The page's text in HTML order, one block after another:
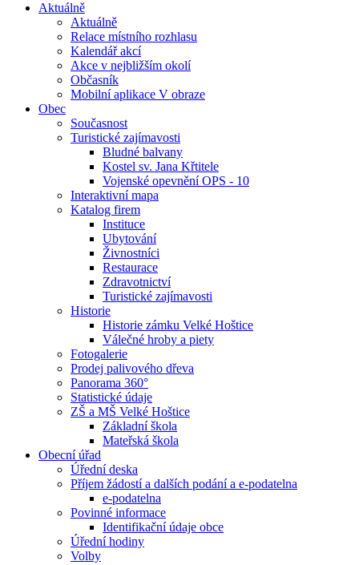
Aktuálně
Aktuálně
Relace místního rozhlasu
Kalendář akcí
Akce v nejbližším okolí
Občasník
Mobilní aplikace V obraze
Obec
Současnost
Turistické zajímavosti
Bludné balvany
Kostel sv. Jana Křtitele
Vojenské opevnění OPS - 10
Interaktivní mapa
Katalog firem
Instituce
Ubytování
Živnostníci
Restaurace
Zdravotnictví
Turistické zajímavosti
Historie
Historie zámku Velké Hoštice
Válečné hroby a piety
Fotogalerie
Prodej palivového dřeva
Panorama 360°
Statistické údaje
ZŠ a MŠ Velké Hoštice
Základní škola
Mateřská škola
Obecní úřad
Úřední deska
Příjem žádostí a dalších podání a e-podatelna
e-podatelna
Povinné informace
Identifikační údaje obce
Úřední hodiny
Volby